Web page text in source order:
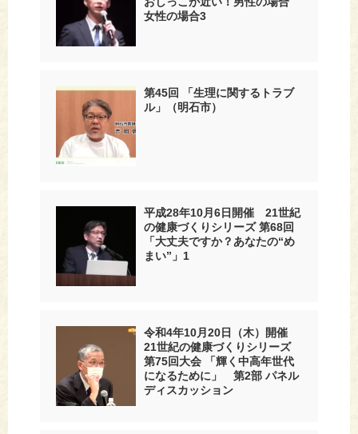
女性の場合3
第45回 「生理に関するトラブ
ル」（明石市）
平成28年10月6日開催 21世紀
の健康づくりシリーズ 第68回
「大丈夫ですか？あなたの“め
まい”」1
令和4年10月20日（木）開催
21世紀の健康づくりシリーズ
第75回大会 「輝く中高年世代
になるために」 第2部 パネル
ディスカッション